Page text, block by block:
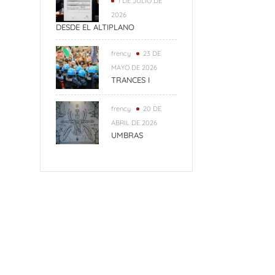
2026
DESDE EL ALTIPLANO
frency
23 DE
MAYO DE 2026
TRANCES I
frency
20 DE
ABRIL DE 2026
UMBRAS